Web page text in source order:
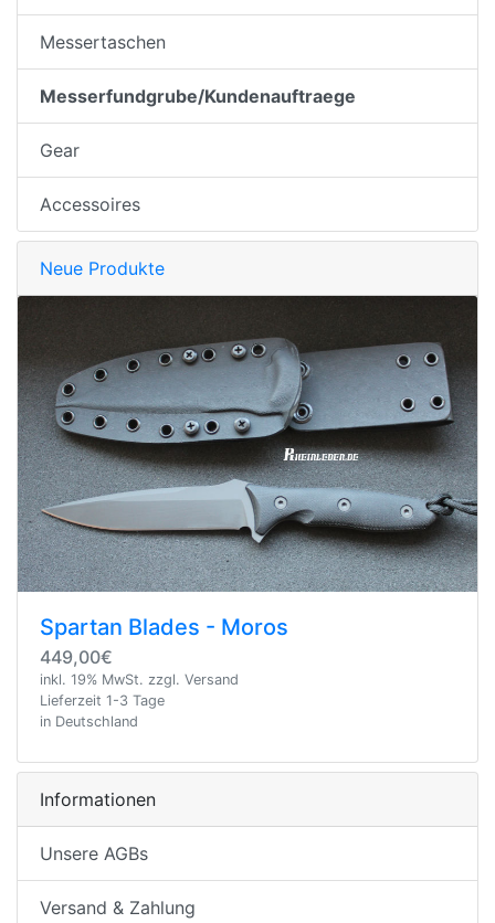
Messertaschen
Messerfundgrube/Kundenauftraege
Gear
Accessoires
Neue Produkte
Spartan Blades - Moros
449,00€
inkl. 19% MwSt. zzgl. Versand
Lieferzeit 1-3 Tage
in Deutschland
Informationen
Unsere AGBs
Versand & Zahlung